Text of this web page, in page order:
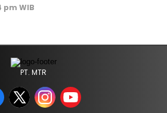
pm WIB
PT. MTR